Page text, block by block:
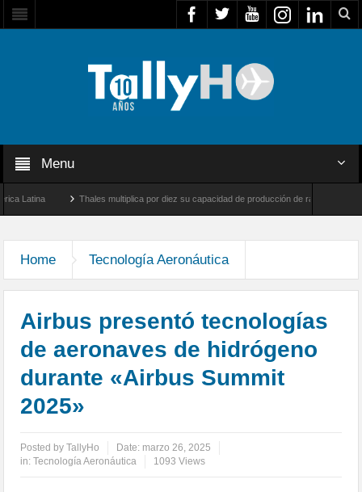
Menu
Thales multiplica por diez su capacidad de producción de radares en Brasil
Home Tecnología Aeronáutica
Airbus presentó tecnologías
de aeronaves de hidrógeno
durante «Airbus Summit
2025»
Posted byTallyHo Date: marzo 26, 2025
in:Tecnología Aeronáutica 1093 Views